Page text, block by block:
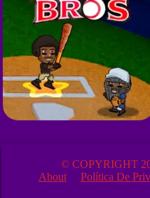
© COPYRIGHT
About
Política De